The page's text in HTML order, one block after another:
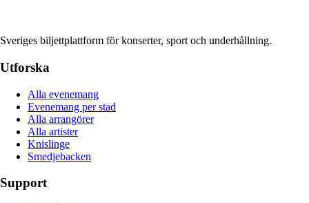
Sveriges biljettplattform för konserter, sport och underhållning.
Utforska
Alla evenemang
Evenemang per stad
Alla arrangörer
Alla artister
Knislinge
Smedjebacken
Support